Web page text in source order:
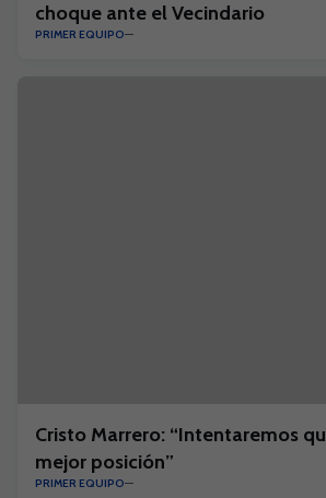
choque ante el Vecindario
PRIMER EQUIPO
Cristo Marrero: “Intentaremos
mejor posición”
PRIMER EQUIPO